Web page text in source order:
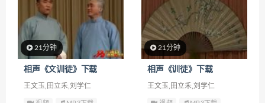
21分钟
相声《文训徒》下载
王文玉,田立禾,刘学仁
21分钟
相声《训徒》下载
王文玉,田立禾,刘学仁